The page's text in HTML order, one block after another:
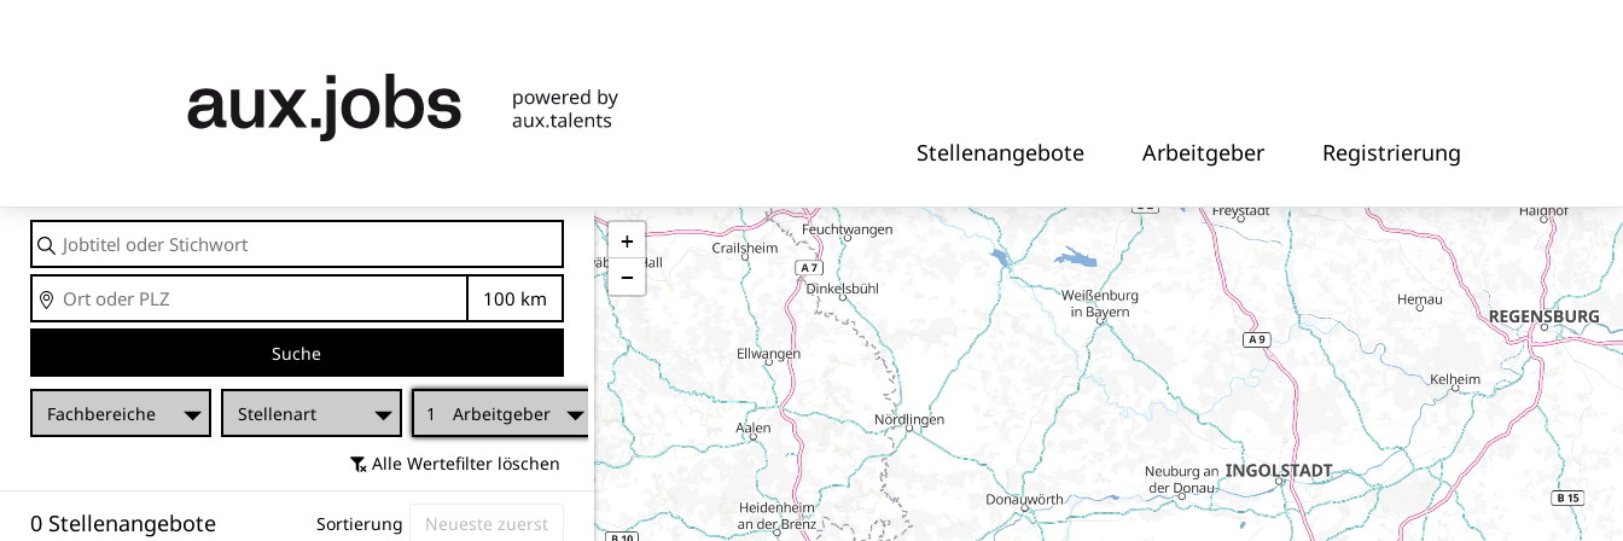
Stellenangebote Arbeitgeber Registrierung
Jobtitel
oder
Stichwort
Ort
Entfernung
Suche
Fachbereiche Stellenart 1 Arbeitgeber
Alle Wertefilter löschen
0 Stellenangebote Sortierung
+
−